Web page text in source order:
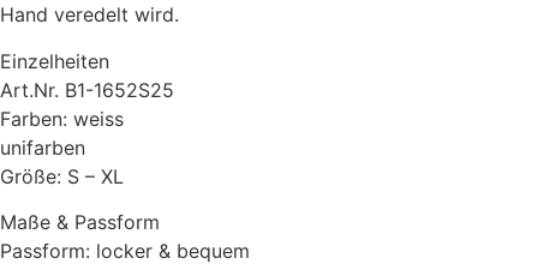
Hand veredelt wird.
Einzelheiten
Art.Nr. B1-1652S25
Farben: weiss
unifarben
Größe: S – XL
Maße & Passform
Passform: locker & bequem